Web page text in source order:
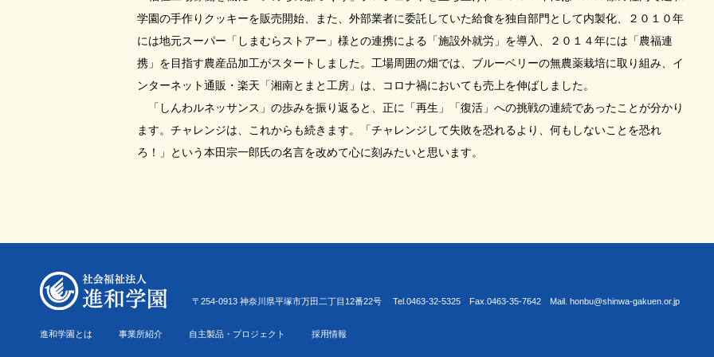
学園の手作りクッキーを販売開始、また、外部業者に委託していた給食を独自部門として内製化、２０１０年
には地元スーパー「しまむらストアー」様との連携による「施設外就労」を導入、２０１４年には「農福連
携」を目指す農産品加工がスタートしました。工場周囲の畑では、ブルーベリーの無農薬栽培に取り組み、イ
ンターネット通販・楽天「湘南とまと工房」は、コロナ禍においても売上を伸ばしました。
「しんわルネッサンス」の歩みを振り返ると、正に「再生」「復活」への挑戦の連続であったことが分かり
ます。チャレンジは、これからも続きます。「チャレンジして失敗を恐れるより、何もしないことを恐れ
ろ！」という本田宗一郎氏の名言を改めて心に刻みたいと思います。
〒254-0913 神奈川県平塚市万田二丁目12番22号 Tel.0463-32-5325 Fax.0463-35-7642 Mail. honbu@shinwa-gakuen.or.jp
進和学園とは 事業所紹介 自主製品・プロジェクト 採用情報